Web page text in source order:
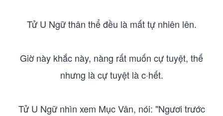
Tử U Ngữ thân thể đều là mất tự nhiên lên.
Giờ này khắc này, nàng rất muốn cự tuyệt, thế
nhưng là cự tuyệt là c·hết.
Tử U Ngữ nhìn xem Mục Vân, nói: "Ngươi trước